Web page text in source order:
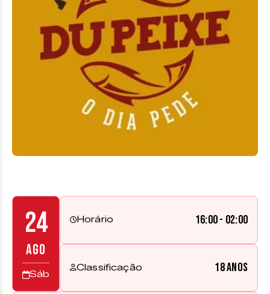
24
AGO
Sáb
Horário 16:00 - 02:00
Classificação 18 anos